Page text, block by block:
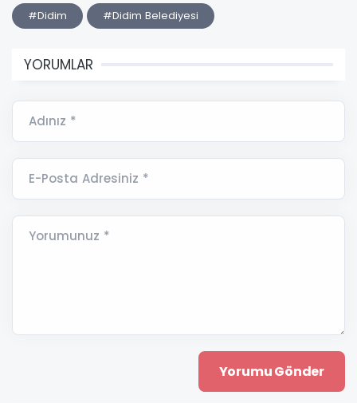
#Didim #Didim Belediyesi
YORUMLAR
Adınız *
E-Posta Adresiniz *
Yorumunuz *